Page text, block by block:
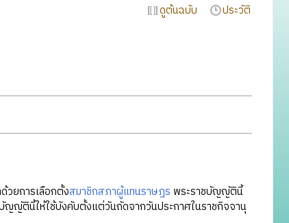
ดูต้นฉบับ ประวัติ
วยการเลือกตั้งสมาชิกสภาผู้แทนราษฎร พระราชบัญญัตินี้
ญัตินี้ให้ใช้บังคับตั้งแต่วันถัดจากวันประกาศในราชกิจจานุ